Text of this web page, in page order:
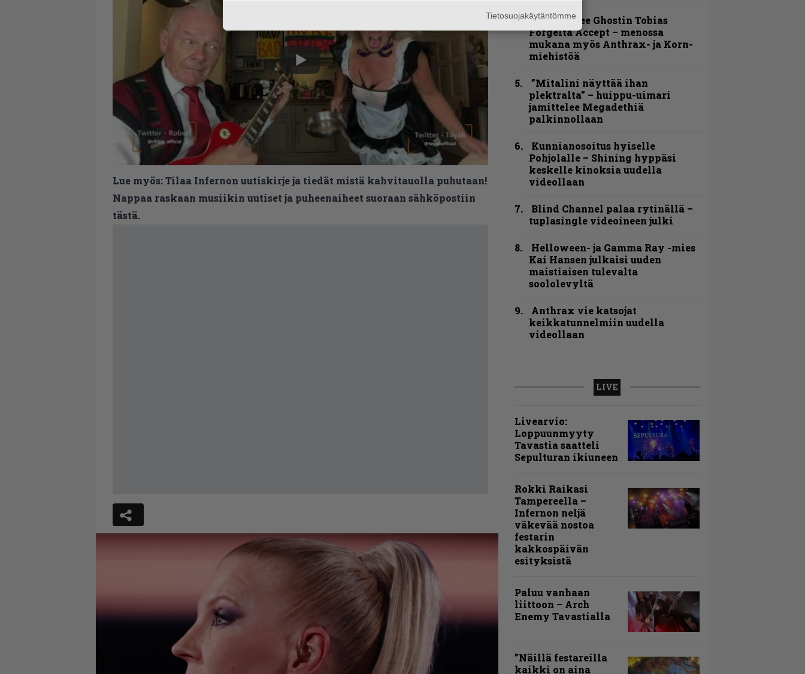
Lue myös:Tilaa Infernon uutiskirje ja tiedät mistä kahvitauolla puhutaan!
Nappaa raskaan musiikin uutiset ja puheenaiheet suoraan sähköpostiin
tästä.
Näin lähtee Ghostin Tobias
Forgelta Accept – menossa
mukana myös Anthrax- ja Korn-
miehistöä
”Mitalini näyttää ihan
plektralta” – huippu-uimari
jamittelee Megadethiä
palkinnollaan
Kunnianosoitus hyiselle
Pohjolalle – Shining hyppäsi
keskelle kinoksia uudella
videollaan
Blind Channel palaa rytinällä –
tuplasingle videoineen julki
Helloween- ja Gamma Ray -mies
Kai Hansen julkaisi uuden
maistiaisen tulevalta
soololevyltä
Anthrax vie katsojat
keikkatunnelmiin uudella
videollaan
LIVE
Livearvio:
Loppuunmyyty
Tavastia saatteli
Sepulturan ikiuneen
Rokki Raikasi
Tampereella –
Infernon neljä
väkevää nostoa
festarin
kakkospäivän
esityksistä
Paluu vanhaan
liittoon – Arch
Enemy Tavastialla
”Näillä festareilla
kaikki on aina
Tietosuojakäytäntömme